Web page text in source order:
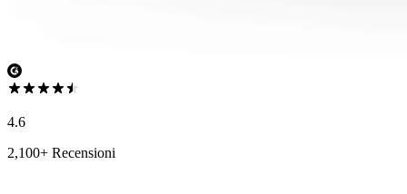
4.6
2,100+ Recensioni